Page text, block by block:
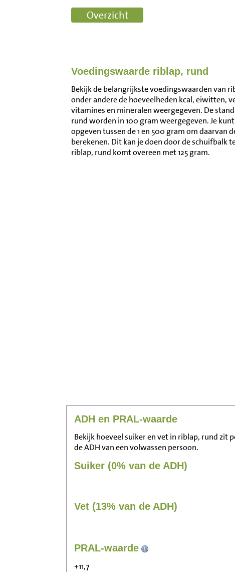
Voedingswaarde riblap, rund
Bekijk de belangrijkste voedingswaarden van
onder andere de hoeveelheden kcal, eiwitten,
vitamines en mineralen weergegeven. De
rund worden in 100 gram weergegeven. Je
opgeven tussen de 1 en 500 gram om daarvan
berekenen. Dit kan je doen door de schuifbalk
riblap, rund komt overeen met 125 gram.
ADH en PRAL-waarde
Bekijk hoeveel suiker en vet in riblap, rund zit
de ADH van een volwassen persoon.
Suiker (0% van de ADH)
Vet (13% van de ADH)
PRAL-waarde
+11,7